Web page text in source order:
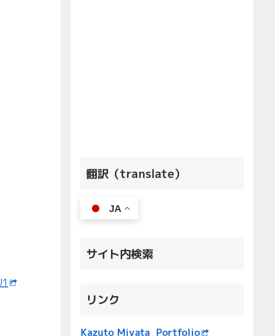
翻訳（translate）
JA
サイト内検索
リンク
Kazuto Miyata Portfolio